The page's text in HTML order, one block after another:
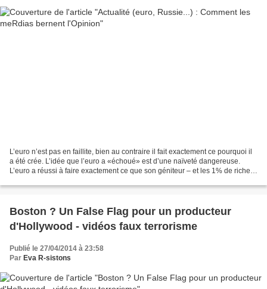
L’euro n’est pas en faillite, bien au contraire il fait exactement ce pourquoi il
a été crée. L’idée que l’euro a «échoué» est d’une naïveté dangereuse.
L’euro a réussi à faire exactement ce que son géniteur – et les 1% de riches
Boston ? Un False Flag pour un producteur
d'Hollywood - vidéos faux terrorisme
Publié le 27/04/2014 à 23:58
Par Eva R-sistons